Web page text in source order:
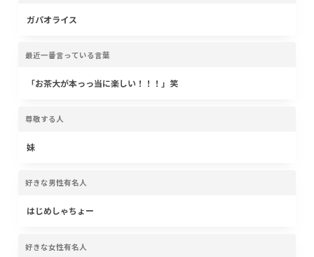
ガパオライス
最近一番言っている言葉
「お茶大が本っっ当に楽しい！！！」笑
尊敬する人
妹
好きな男性有名人
はじめしゃちょー
好きな女性有名人